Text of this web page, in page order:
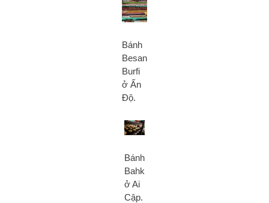
Bánh
Besan
Burfi
ở Ấn
Độ.
Bánh
Bahk
ở Ai
Cập.